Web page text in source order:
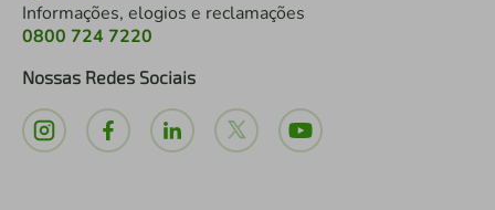
Informações, elogios e reclamações
0800 724 7220
Nossas Redes Sociais